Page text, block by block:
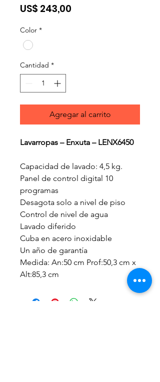
US$ 243,00
Color *
Cantidad *
Agregar al carrito
Lavarropas – Enxuta – LENX6450
Capacidad de lavado: 4,5 kg.
Panel de control digital 10
programas
Desagota solo a nivel de piso
Control de nivel de agua
Lavado diferido
Cuba en acero inoxidable
Un año de garantía
Medida: An:50 cm Prof:50,3 cm x
Alt:85,3 cm